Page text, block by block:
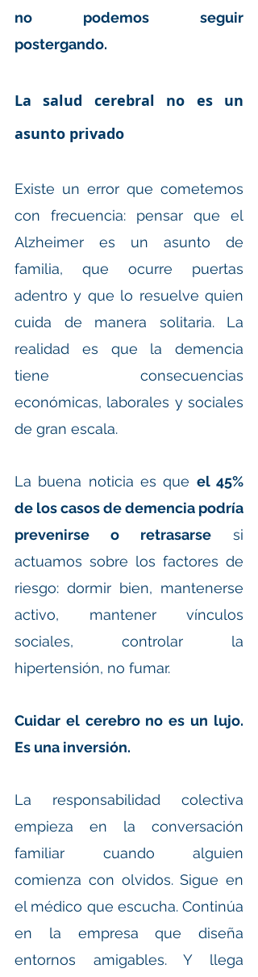
no podemos seguir
postergando.
La salud cerebral no es un
asunto privado
Existe un error que cometemos
con frecuencia: pensar que el
Alzheimer es un asunto de
familia, que ocurre puertas
adentro y que lo resuelve quien
cuida de manera solitaria. La
realidad es que la demencia
tiene consecuencias
económicas, laborales y sociales
de gran escala.
La buena noticia es que el 45%
de los casos de demencia podría
prevenirse o retrasarse si
actuamos sobre los factores de
riesgo: dormir bien, mantenerse
activo, mantener vínculos
sociales, controlar la
hipertensión, no fumar.
Cuidar el cerebro no es un lujo.
Es una inversión.
La responsabilidad colectiva
empieza en la conversación
familiar cuando alguien
comienza con olvidos. Sigue en
el médico que escucha. Continúa
en la empresa que diseña
entornos amigables. Y llega